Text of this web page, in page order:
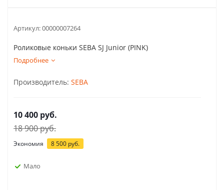
Артикул:00000007264
Роликовые коньки SEBA SJ Junior (PINK)
Подробнее
Производитель: SEBA
10 400 руб.
18 900руб.
Экономия 8 500 руб.
Мало